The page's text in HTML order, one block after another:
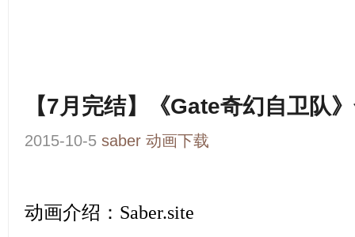
【7月完结】《Gate奇幻自卫队
2015-10-5 saber 动画下载
动画介绍： Saber.site